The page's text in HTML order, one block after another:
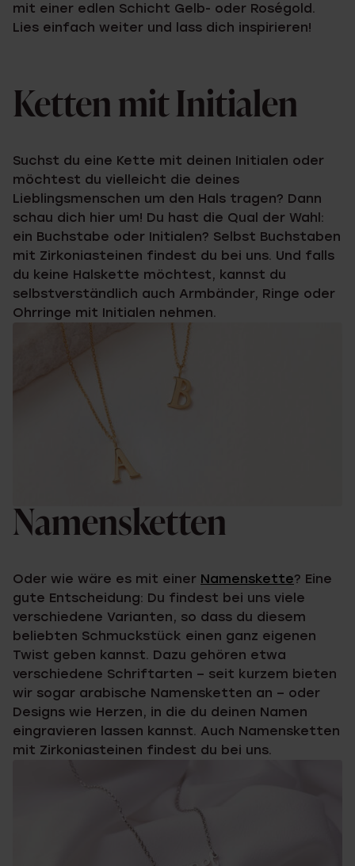
mit einer edlen Schicht Gelb- oder Roségold.
Lies einfach weiter und lass dich inspirieren!
Ketten mit Initialen
Suchst du eine Kette mit deinen Initialen oder
möchtest du vielleicht die deines
Lieblingsmenschen um den Hals tragen? Dann
schau dich hier um! Du hast die Qual der Wahl:
ein Buchstabe oder Initialen? Selbst Buchstaben
mit Zirkoniasteinen findest du bei uns. Und falls
du keine Halskette möchtest, kannst du
selbstverständlich auch Armbänder, Ringe oder
Ohrringe mit Initialen nehmen.
Namensketten
Oder wie wäre es mit einer Namenskette? Eine
gute Entscheidung: Du findest bei uns viele
verschiedene Varianten, so dass du diesem
beliebten Schmuckstück einen ganz eigenen
Twist geben kannst. Dazu gehören etwa
verschiedene Schriftarten – seit kurzem bieten
wir sogar arabische Namensketten an – oder
Designs wie Herzen, in die du deinen Namen
eingravieren lassen kannst. Auch Namensketten
mit Zirkoniasteinen findest du bei uns.